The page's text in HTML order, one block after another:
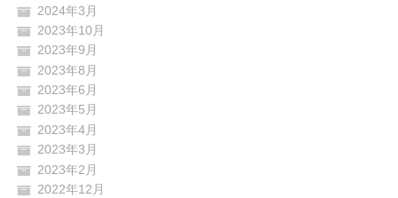
2024年3月
2023年10月
2023年9月
2023年8月
2023年6月
2023年5月
2023年4月
2023年3月
2023年2月
2022年12月